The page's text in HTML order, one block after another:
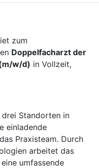
zum
Doppelfacharzt der
w/d) in Vollzeit,
Standorten in
einladende
Praxisteam. Durch
arbeitet das
umfassende